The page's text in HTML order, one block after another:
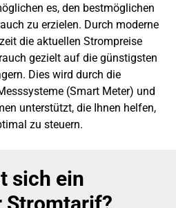
es, den bestmöglichen
zu erzielen. Durch moderne
die aktuellen Strompreise
gezielt auf die günstigsten
Dies wird durch die
(Smart Meter) und
unterstützt, die Ihnen helfen,
zu steuern.
sich ein